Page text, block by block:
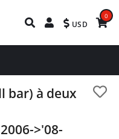
USD
0
bar) à deux
>'08-